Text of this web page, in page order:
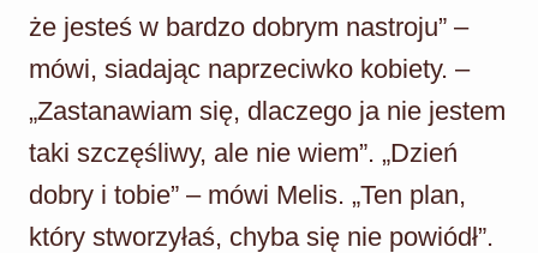
że jesteś w bardzo dobrym nastroju” –
mówi, siadając naprzeciwko kobiety. –
„Zastanawiam się, dlaczego ja nie jestem
taki szczęśliwy, ale nie wiem”. „Dzień
dobry i tobie” – mówi Melis. „Ten plan,
który stworzyłaś, chyba się nie powiódł”.